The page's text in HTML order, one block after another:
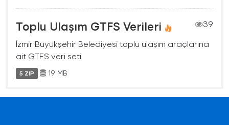
Toplu Ulaşım GTFS Verileri
39
İzmir Büyükşehir Belediyesi toplu ulaşım araçlarına
ait GTFS veri seti
5 ZIP 19 MB